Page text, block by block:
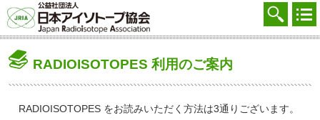
協会を知る
廃棄する
参加する
RADIOISOTOPES 利用のご案内
RADIOISOTOPES をお読みいただく方法は3通りございます。